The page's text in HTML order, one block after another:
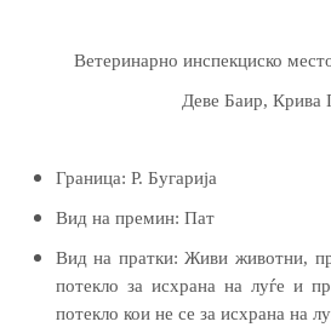
Ветеринарно инспекциско
Деве Баир, Крива
Граница: Р. Бугарија
Вид на премин: Пат
Вид на пратки:Живи животни,
потекло за исхрана на луѓе и
потекло кои не се за исхрана на